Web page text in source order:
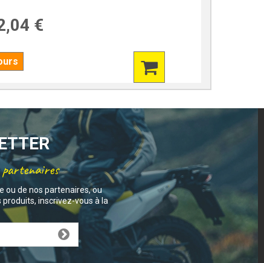
€
partenaires
ou de nos partenaires, ou
inscrivez-vous à la